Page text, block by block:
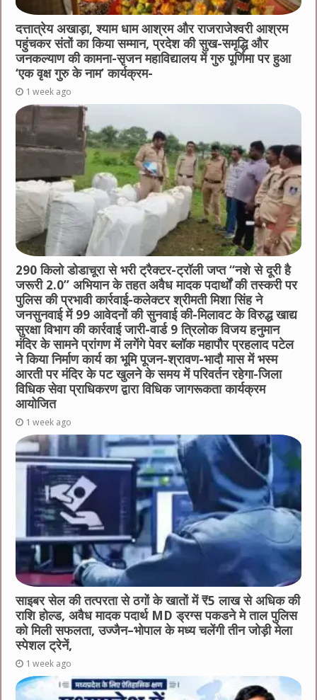
दत्तात्रेय अखाड़ा, श्याम धाम आश्रम और राजराजेश्वरी आश्रम
पहुंचकर संतों का किया सम्मान, प्रदेश की सुख-समृद्धि और
जनकल्याण की कामना-सृजन महाविद्यालय में गुरु पूर्णिमा पर हुआ
‘एक वृक्ष गुरु के नाम’ कार्यक्रम-
1 week ago
290 किलो डोडाचूरा से भरी ट्रैक्टर-ट्रॉली जप्त “नशे से दूरी है
जरूरी 2.0” अभियान के तहत अवैध मादक पदार्थों की तस्करी पर
पुलिस की प्रभावी कार्रवाई-कलेक्टर श्रीमती मिशा सिंह ने
जनसुनवाई में 99 आवेदनों की सुनवाई की-मिलावट के विरुद्ध खाद्य
सुरक्षा विभाग की कार्रवाई जारी-वार्ड 9 त्रिलोक विजय हनुमान
मंदिर के सामने प्रांगण में लगेंगे पेवर ब्लॉक महापौर प्रहलाद पटेल
ने किया निर्माण कार्य का भूमि पूजन-श्रावण-भादौ मास में भस्म
आरती पर मंदिर के पट खुलने के समय में परिवर्तन रहेगा-जिला
विधिक सेवा प्राधिकरण द्वारा विधिक जागरूकता कार्यक्रम
आयोजित
1 week ago
साइबर सेल की तत्परता से ठगों के खातों में ₹5 लाख से अधिक की
राशि होल्ड, अवैध मादक पदार्थ MD ड्रग्स पकडने मे ताल पुलिस
को मिली सफलता, उज्जैन–भोपाल के मध्य चलेंगी तीन जोड़ी मेला
स्पेशल ट्रेनें,
1 week ago